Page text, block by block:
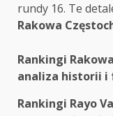
rundy 16. Te
Rakowa
Post
Rankingi
analiza historii i
Rankingi Rayo